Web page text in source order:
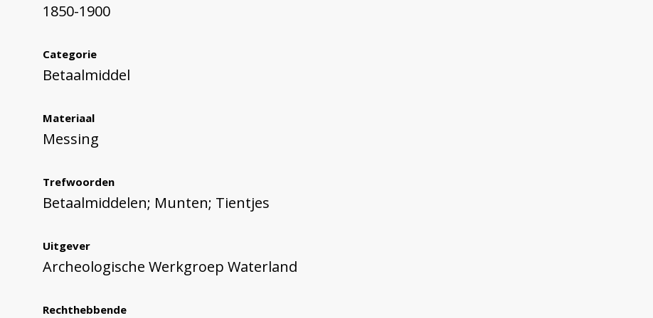
1850-1900
Categorie
Betaalmiddel
Materiaal
Messing
Trefwoorden
Betaalmiddelen; Munten; Tientjes
Uitgever
Archeologische Werkgroep Waterland
Rechthebbende